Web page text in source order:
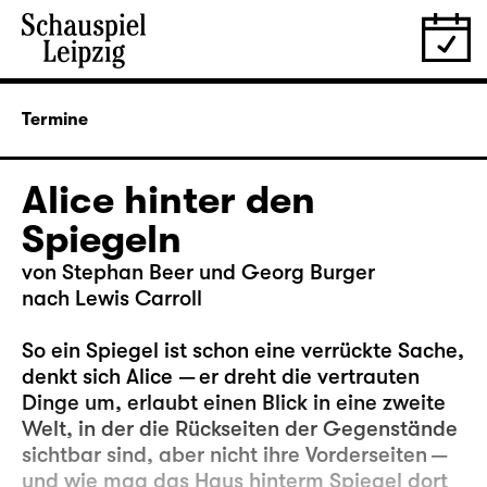
Termine
Alice hinter den
Spiegeln
von Stephan Beer und Georg Burger
nach Lewis Carroll
So ein Spiegel ist schon eine verrückte Sache,
denkt sich Alice — er dreht die vertrauten
Dinge um, erlaubt einen Blick in eine zweite
Welt, in der die Rückseiten der Gegenstände
sichtbar sind, aber nicht ihre Vorderseiten —
und wie mag das Haus hinterm Spiegel dort